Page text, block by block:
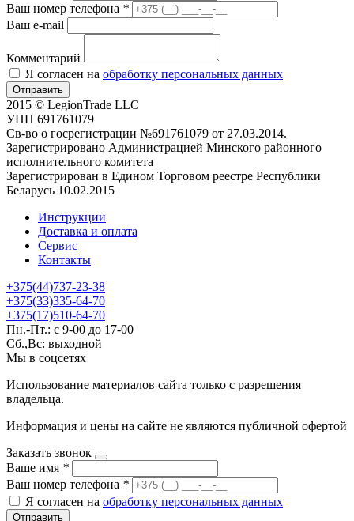
Ваш номер телефона *
Ваш e-mail
Комментарий
Я согласен на обработку персональных данных
Отправить
2015 © LegionTrade LLC
УНП 691761079
Св-во о госрегистрации №691761079 от 27.03.2014.
Зарегистрировано Администрацией Минского районного
исполнительного комитета
Зарегистрирован в Едином Торговом реестре Республики
Беларусь 10.02.2015
Инструкции
Доставка и оплата
Сервис
Контакты
+375(44)737-23-38
+375(33)335-64-70
+375(17)510-64-70
Пн.-Пт.: с 9-00 до 17-00
Сб.,Вс: выходной
Мы в соцсетях
Использование материалов сайта только с разрешения
владельца.
Информация и цены на сайте не являются публичной офертой
Заказать звонок
Ваше имя *
Ваш номер телефона *
Я согласен на обработку персональных данных
Отправить